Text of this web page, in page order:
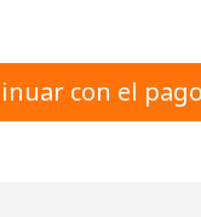
en este sitio web,
con el pago